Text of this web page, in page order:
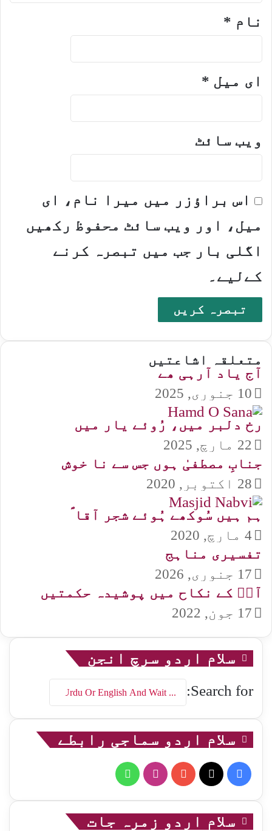
نام *
ای میل *
ویب‌ سائٹ
اس براؤزر میں میرا نام، ای
میل، اور ویب سائٹ محفوظ رکھیں
اگلی بار جب میں تبصرہ کرنے
کےلیے۔
متعلقہ اشاعتیں
آج یاد آرہی ھے
10 جنوری, 2025
رخ دلبر میں، رُوئے یار میں
22 مارچ, 2025
جنابِ مصطفیٰ ہوں جس سے نا خوش
28 اکتوبر, 2020
ہم ہیں سُوکھے ہُوئے شجر آقا ؐ
4 مارچ, 2020
تفسیری مناہج
17 جنوری, 2026
آپؐ کے نکاح میں پوشیدہ حکمتیں
17 جون, 2022
سلام اردو سرچ انجن
Search for:
سلام اردو سماجی رابطے
Facebook
YouTube
Instagram
WhatsApp
سلام اردو زمرہ جات